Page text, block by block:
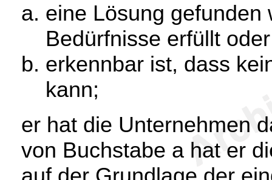
eine Lösung gefunden
Bedürfnisse erfüllt oder
erkennbar ist, dass
kann;
er hat die Unternehmen
von Buchstabe a hat er